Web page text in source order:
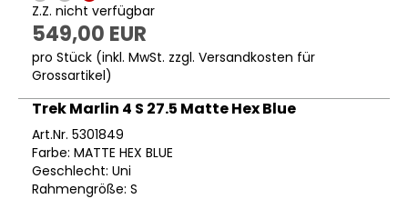
Z.Z. nicht verfügbar
549,00 EUR
pro Stück (inkl. MwSt. zzgl. Versandkosten für
Grossartikel)
Trek Marlin 4 S 27.5 Matte Hex Blue
Art.Nr. 5301849
Farbe: MATTE HEX BLUE
Geschlecht: Uni
Rahmengröße: S